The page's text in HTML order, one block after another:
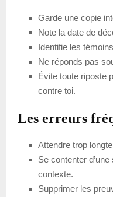
Garde une copie
Note la date de
Identifie les
Ne réponds pas
Évite toute riposte
contre toi.
Les erreurs
Attendre trop
Se contenter
contexte.
Supprimer les